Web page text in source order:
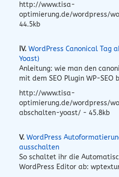
http://www.tisa-
optimierung.de/wordpress/
44.5kb
IV. WordPress Canonical Tag
Yoast)
Anleitung: wie man den
mit dem SEO Plugin WP-SEO
http://www.tisa-
optimierung.de/wordpress/
abschalten-yoast/ - 45.8kb
V. WordPress
ausschalten
So schaltet ihr die
WordPress Editor ab: